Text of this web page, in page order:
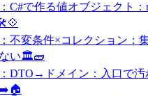
C#で作る値オブジェクト：
不変条件×コレクション：
い🏛️🧱
DTO→ドメイン：入口で汚